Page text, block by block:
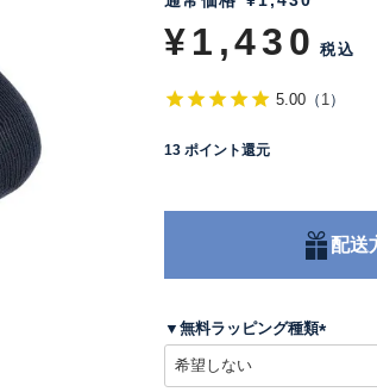
¥1,430 税込
5.00 （ 1）
13 ポイント還元
配送
▼無料ラッピング種類